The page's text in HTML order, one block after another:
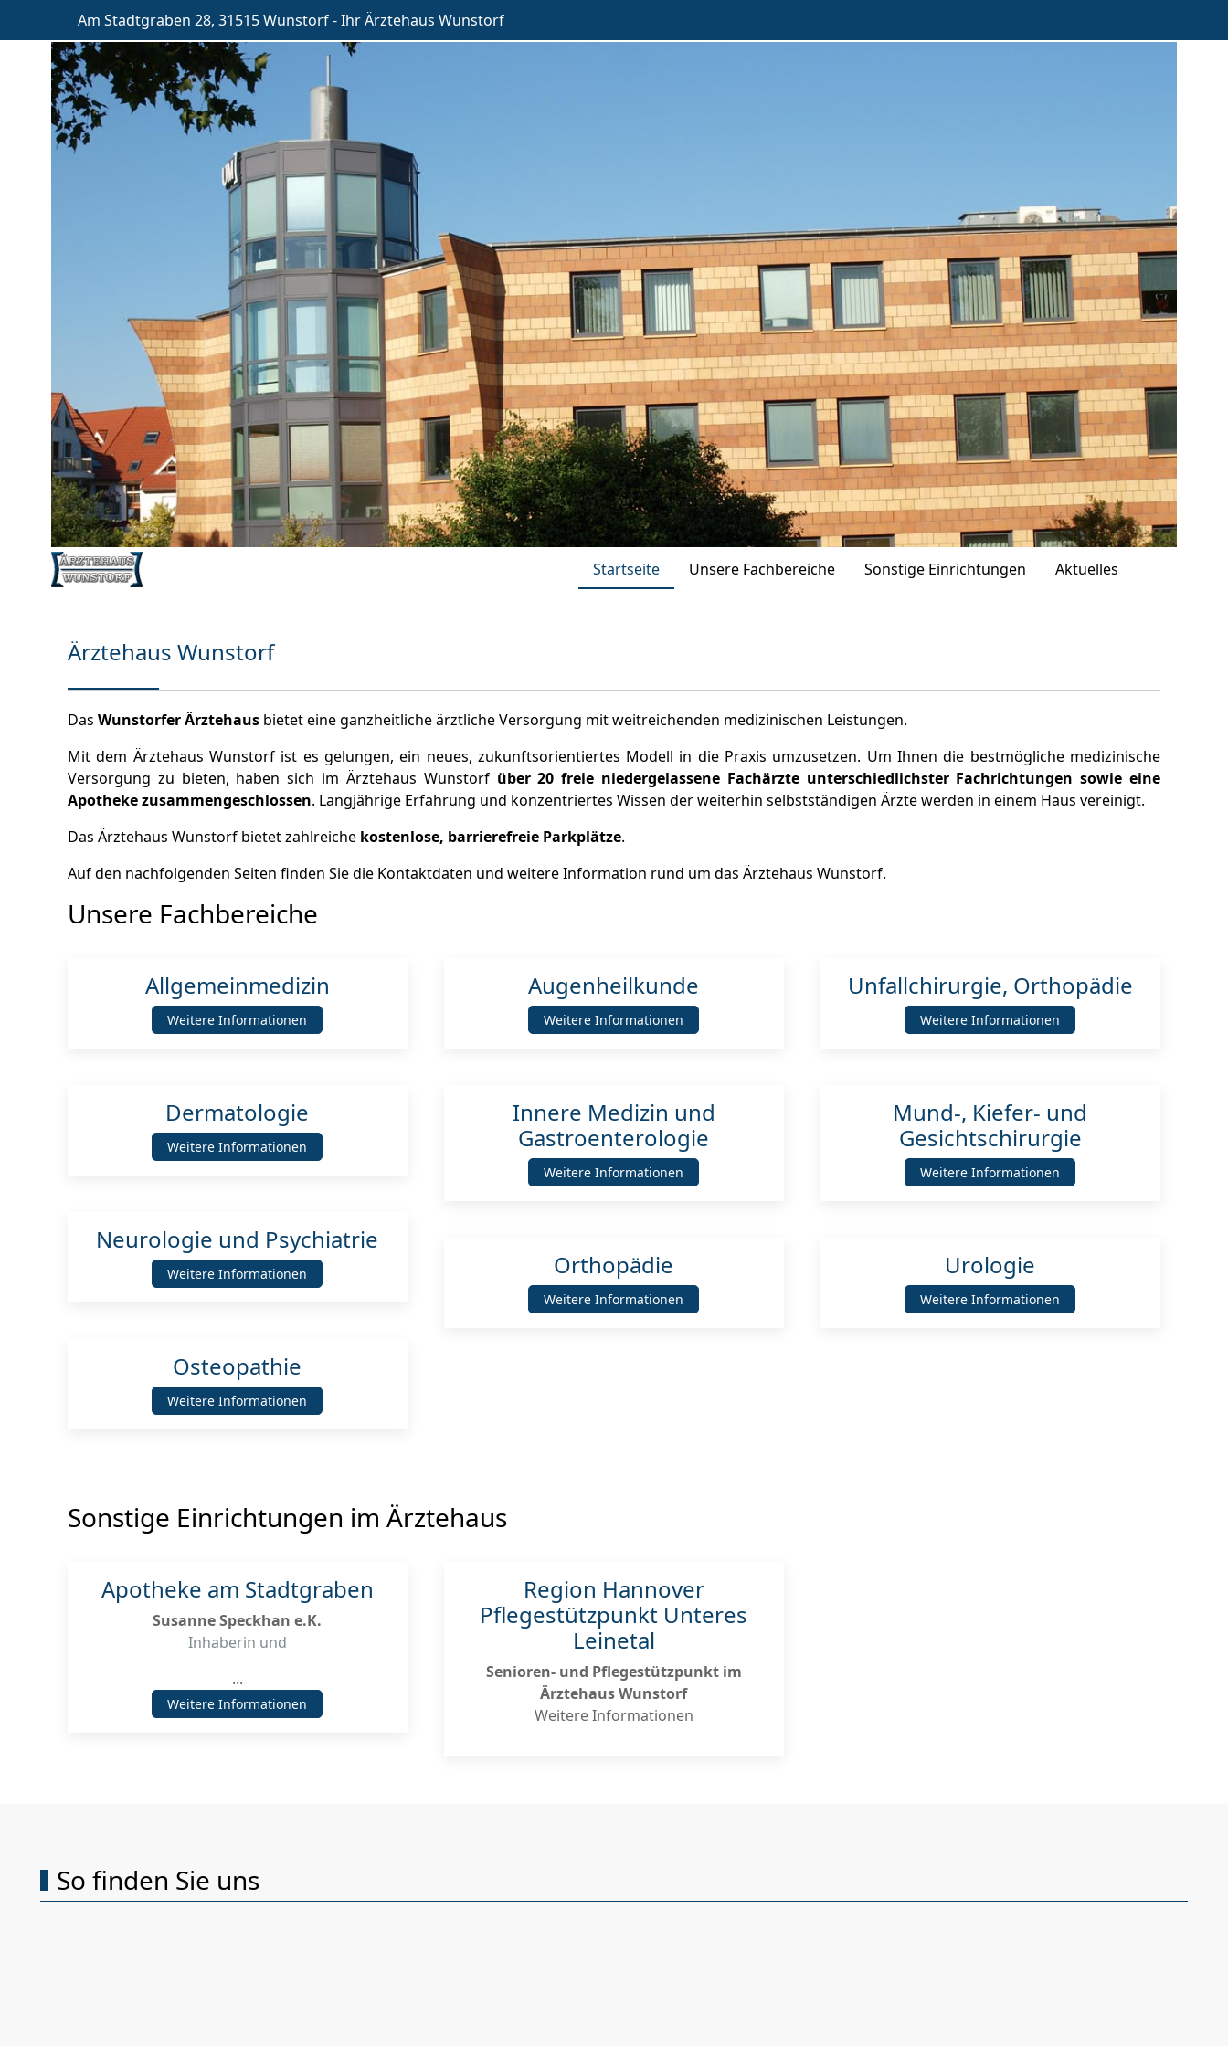
Am Stadtgraben 28, 31515 Wunstorf - Ihr Ärztehaus Wunstorf
Startseite Unsere Fachbereiche Sonstige Einrichtungen Aktuelles
Ärztehaus Wunstorf
Das Wunstorfer Ärztehaus bietet eine ganzheitliche ärztliche Versorgung mit weitreichenden medizinischen Leistungen.
Mit dem Ärztehaus Wunstorf ist es gelungen, ein neues, zukunftsorientiertes Modell in die Praxis umzusetzen. Um Ihnen die bestmögliche medizinische
Versorgung zu bieten, haben sich im Ärztehaus Wunstorf über 20 freie niedergelassene Fachärzte unterschiedlichster Fachrichtungen sowie eine
Apotheke zusammengeschlossen. Langjährige Erfahrung und konzentriertes Wissen der weiterhin selbstständigen Ärzte werden in einem Haus vereinigt.
Das Ärztehaus Wunstorf bietet zahlreiche kostenlose, barrierefreie Parkplätze.
Auf den nachfolgenden Seiten finden Sie die Kontaktdaten und weitere Information rund um das Ärztehaus Wunstorf.
Unsere Fachbereiche
Allgemeinmedizin
Weitere Informationen
Augenheilkunde
Weitere Informationen
Unfallchirurgie, Orthopädie
Weitere Informationen
Dermatologie
Weitere Informationen
Innere Medizin und
Gastroenterologie
Weitere Informationen
Mund-, Kiefer- und
Gesichtschirurgie
Weitere Informationen
Neurologie und Psychiatrie
Weitere Informationen Orthopädie
Weitere Informationen
Urologie
Weitere Informationen
Osteopathie
Weitere Informationen
Sonstige Einrichtungen im Ärztehaus
Apotheke am Stadtgraben
Susanne Speckhan e.K.
Inhaberin und
...
Weitere Informationen
Region Hannover
Pflegestützpunkt Unteres
Leinetal
Senioren- und Pflegestützpunkt im
Ärztehaus Wunstorf
Weitere Informationen
So finden Sie uns